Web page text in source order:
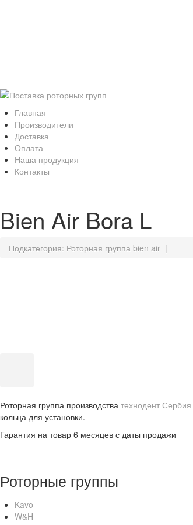
Главная
Производители
Доставка
Оплата
Наша продукция
Контакты
Bien Air Bora L
Подкатегория: Роторная группа bien air |
Роторная группа производства технодент Сербия
кольца для установки.
Гарантия на товар 6 месяцев с даты продажи
Роторные группы
Kavo
W&H